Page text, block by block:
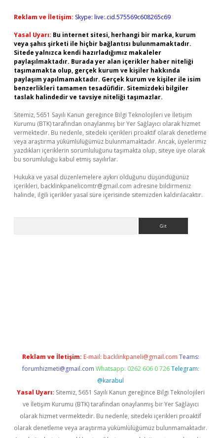
Reklam ve İletişim: Skype: live:.cid.575569c608265c69
Yasal Uyarı: Bu internet sitesi, herhangi bir marka, kurum
veya şahıs şirketi ile hiçbir bağlantısı bulunmamaktadır.
Sitede yalnızca kendi hazırladığımız makaleler
paylaşılmaktadır. Burada yer alan içerikler haber niteliği
taşımamakta olup, gerçek kurum ve kişiler hakkında
paylaşım yapılmamaktadır. Gerçek kurum ve kişiler ile isim
benzerlikleri tamamen tesadüfidir. Sitemizdeki bilgiler
taslak halindedir ve tavsiye niteliği taşımazlar.
Sitemiz, 5651 Sayılı Kanun gereğince Bilgi Teknolojileri ve İletişim
Kurumu (BTK) tarafından onaylanmış bir Yer Sağlayıcı olarak hizmet
vermektedir. Bu nedenle, sitedeki içerikleri proaktif olarak denetleme
veya araştırma yükümlülüğümüz bulunmamaktadır. Ancak, üyelerimiz
yazdıkları içeriklerin sorumluluğunu taşımakta olup, siteye üye olarak
bu sorumluluğu kabul etmiş sayılırlar.
Hukuka ve yasal düzenlemelere aykırı olduğunu düşündüğünüz
içerikleri, backlinkpanelicomtr@gmail.com adresine bildirmeniz
halinde, ilgili içerikler yasal süre içerisinde sitemizden kaldırılacaktır.
Reklam ve İletişim: E-mail: backlinkpaneli@gmail.com Teams:
forumhizmeti@gmail.com Whatsapp: 0262 606 0 726 Telegram:
@karabul
Yasal Uyarı: Sitemiz, 5651 Sayılı Kanun gereğince Bilgi Teknolojileri
ve İletişim Kurumu (BTK) tarafından onaylanmış bir Yer Sağlayıcı
olarak hizmet vermektedir. Bu nedenle, sitedeki içerikleri proaktif
olarak denetleme veya araştırma yükümlülüğümüz bulunmamaktadır.